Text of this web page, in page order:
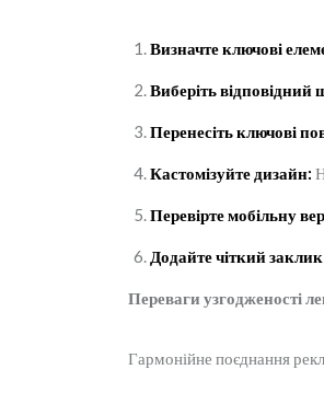
Визначте ключові
Виберіть
Перенесіть ключові
Кастомізуйте дизайн:
Перевірте мобільну
Додайте чіткий заклик
Переваги узгодженості
Гармонійне поєднання